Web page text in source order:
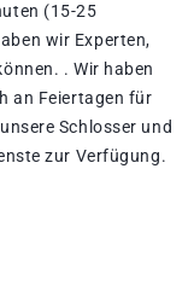
(15-25
wir Experten,
. Wir haben
an Feiertagen für
Schlosser und
zur Verfügung.